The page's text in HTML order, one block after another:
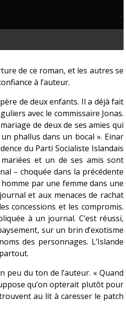
de ce roman, et les autres se
à l’auteur.
de deux enfants. Il a déjà fait
avec le commissaire Jonas.
de deux de ses amies qui
phallus dans un bocal ». Einar
du Parti Socialiste Islandais
et un de ses amis sont
– choquée dans la précédente
par une femme dans une
et aux menaces de rachat
concessions et les compromis.
à un journal. C’est réussi,
sur un brin d’exotisme
des personnages. L’Islande
du ton de l’auteur. « Quand
qu’on opterait plutôt pour
au lit à caresser le patch
: CALENDRIER DE L’AVENT – UNE
JEU « GRID, ULTIMATE EDITION »